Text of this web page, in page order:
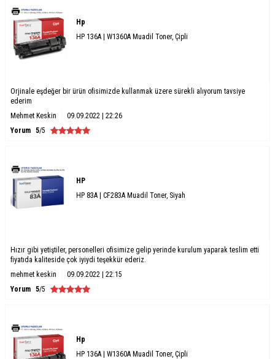
Hp
HP 136A | W1360A Muadil Toner, Çipli
Orjinale eşdeğer bir ürün ofisimizde kullanmak üzere sürekli alıyorum tavsiye
ederim
Mehmet Keskin
09.09.2022 | 22:26
Yorum 5/5
HP
HP 83A | CF283A Muadil Toner, Siyah
Hızır gibi yetiştiler, personelleri ofisimize gelip yerinde kurulum yaparak teslim etti
fiyatıda kaliteside çok iyiydi teşekkür ederiz.
mehmet keskin
09.09.2022 | 22:15
Yorum 5/5
Hp
HP 136A | W1360A Muadil Toner, Çipli